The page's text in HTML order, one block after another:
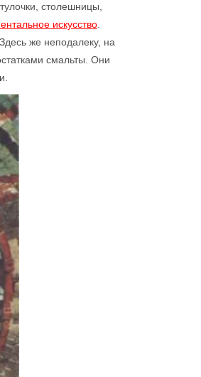
столешницы,
искусство
же неподалеку, на
смальты. Они